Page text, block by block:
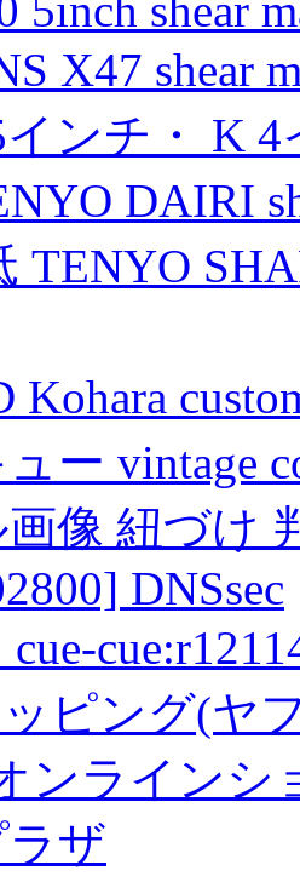
X47 shear
インチ・ K
DAIRI
TENYO
Kohara
ー vintage
像 紐づけ
DNSsec
ピング(ヤ
ンラインシ
ザ